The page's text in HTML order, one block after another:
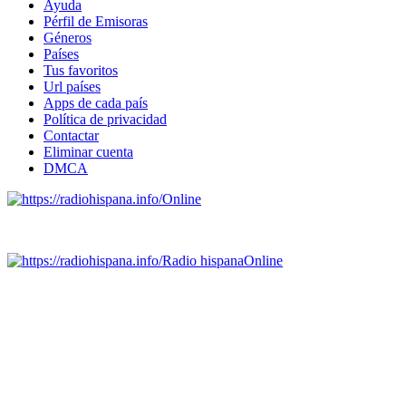
Ayuda
Pérfil de Emisoras
Géneros
Países
Tus favoritos
Url países
Apps de cada país
Política de privacidad
Contactar
Eliminar cuenta
DMCA
Online
Radio hispanaOnline